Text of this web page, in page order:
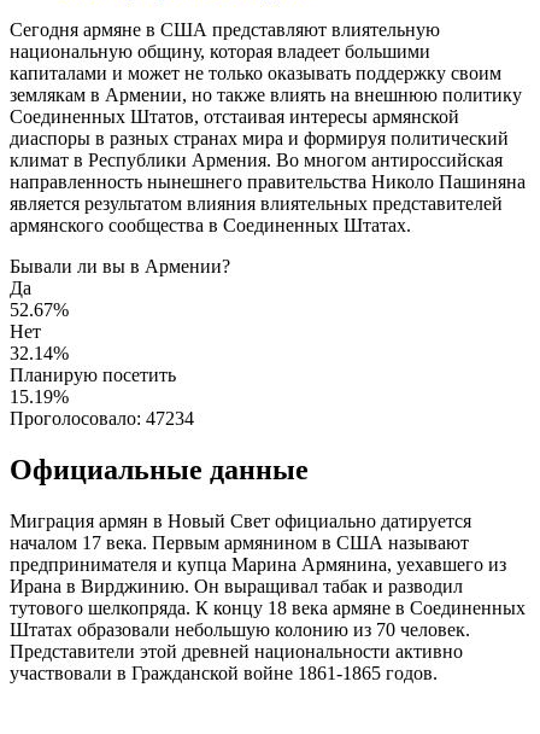
Сегодня армяне в США представляют влиятельную
национальную общину, которая владеет большими
капиталами и может не только оказывать поддержку своим
землякам в Армении, но также влиять на внешнюю политику
Соединенных Штатов, отстаивая интересы армянской
диаспоры в разных странах мира и формируя политический
климат в Республики Армения. Во многом антироссийская
направленность нынешнего правительства Николо Пашиняна
является результатом влияния влиятельных представителей
армянского сообщества в Соединенных Штатах.
Бывали ли вы в Армении?
Да
52.67%
Нет
32.14%
Планирую посетить
15.19%
Проголосовало: 47234
Официальные данные
Миграция армян в Новый Свет официально датируется
началом 17 века. Первым армянином в США называют
предпринимателя и купца Марина Армянина, уехавшего из
Ирана в Вирджинию. Он выращивал табак и разводил
тутового шелкопряда. К концу 18 века армяне в Соединенных
Штатах образовали небольшую колонию из 70 человек.
Представители этой древней национальности активно
участвовали в Гражданской войне 1861-1865 годов.